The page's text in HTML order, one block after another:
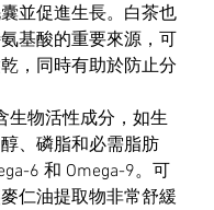
並促進生長。白茶也
基酸的重要來源，可
，同時有助於防止分
生物活性成分，如生
、磷脂和必需脂肪
6 和 Omega-9。可
仁油提取物非常舒緩